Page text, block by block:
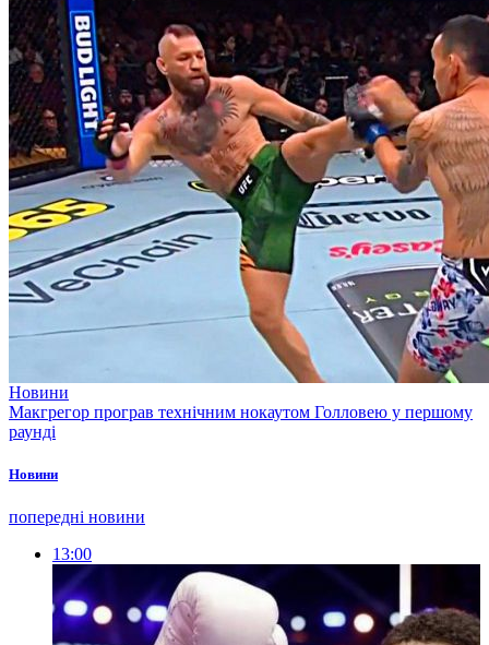
Новини
Макгрегор програв технічним нокаутом Голловею у першому
раунді
Новини
попередні новини
13:00